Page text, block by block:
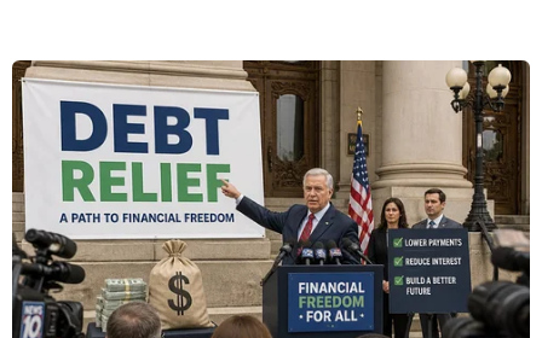
các biện pháp hai bên kiểm chứng lẫn nhau để
xóa bỏ những nghi ngại hiện có.
[Nga không chấp nhận điều kiện của Mỹ để
gia hạn New START]
Năm 2019, Mỹ đã rút khỏi INF, một thỏa thuận
kiểm soát vũ khí giữa Washington và Moskva,
với cáo buộc Nga vi phạm hiệp ước này, trong